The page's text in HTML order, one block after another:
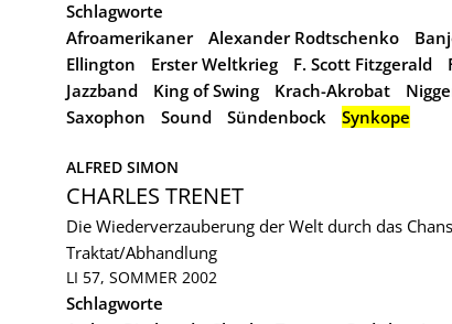
Schlagworte
Afroamerikaner
Alexander Rodtschenko
Ellington
Erster Weltkrieg F. Scott Fitzgerald
Jazzband
King of Swing Krach-Akrobat
Saxophon
Sound Sündenbock Synkope
ALFRED SIMON
CHARLES TRENET
Die Wiederverzauberung der Welt durch das
Traktat/Abhandlung
LI 57, SOMMER 2002
Schlagworte